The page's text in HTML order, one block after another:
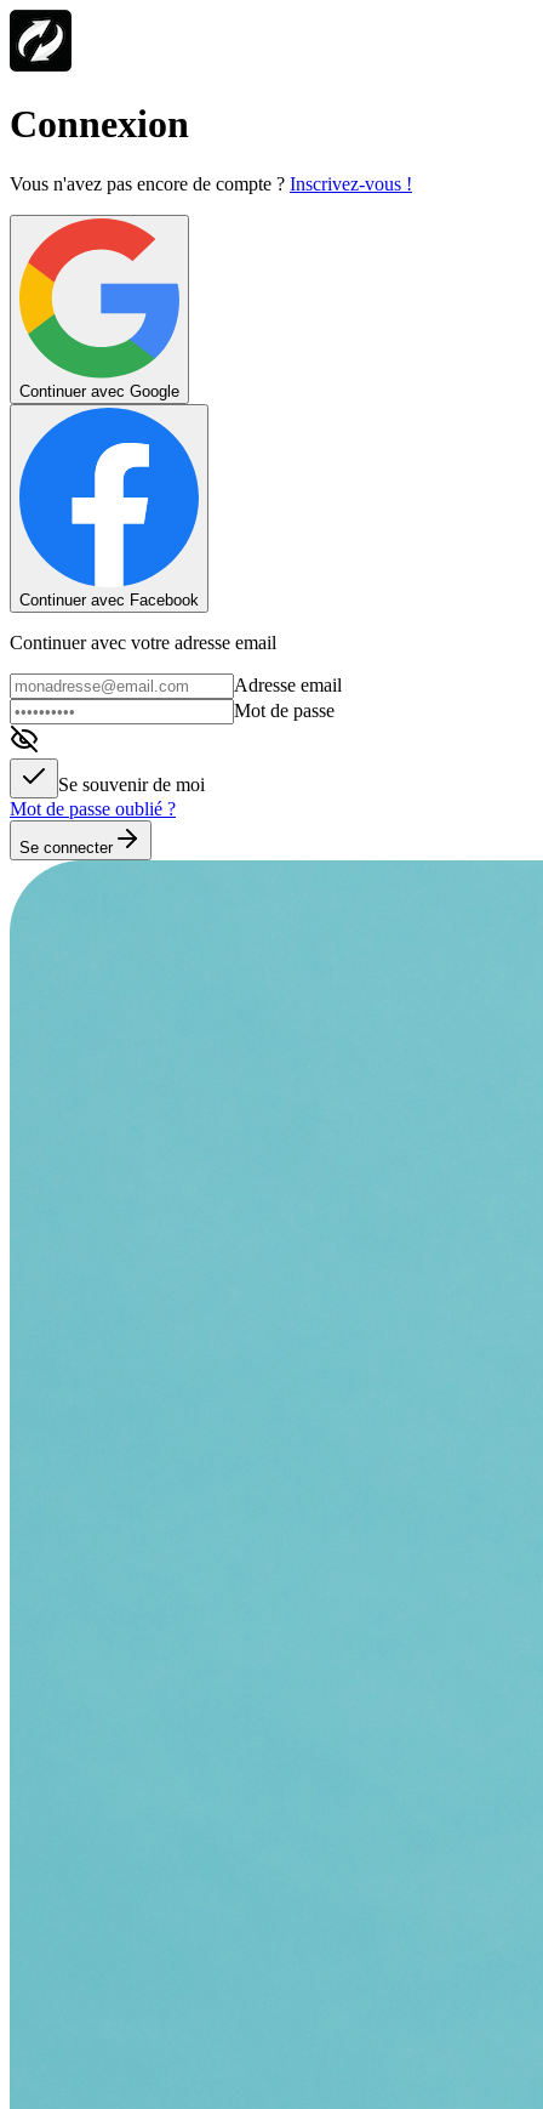
Connexion
Vous n'avez pas encore de compte ? Inscrivez-vous !
Continuer avec Google
Continuer avec Facebook
Continuer avec votre adresse email
Adresse email
Mot de passe
Se souvenir de moi
Mot de passe oublié ?
Se connecter